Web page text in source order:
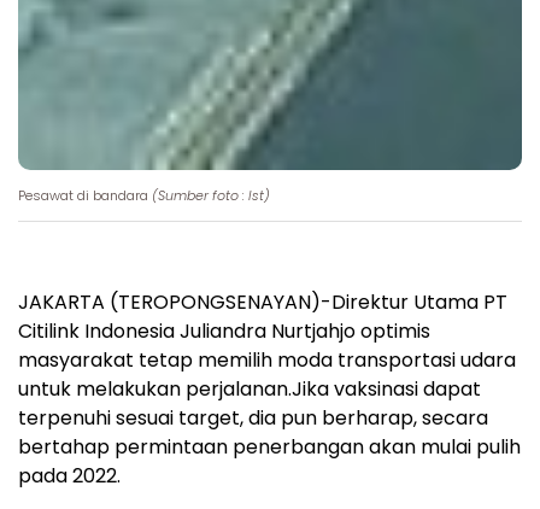
Pesawat di bandara (Sumber foto : Ist)
JAKARTA (TEROPONGSENAYAN)-Direktur Utama PT
Citilink Indonesia Juliandra Nurtjahjo optimis
masyarakat tetap memilih moda transportasi udara
untuk melakukan perjalanan.Jika vaksinasi dapat
terpenuhi sesuai target, dia pun berharap, secara
bertahap permintaan penerbangan akan mulai pulih
pada 2022.